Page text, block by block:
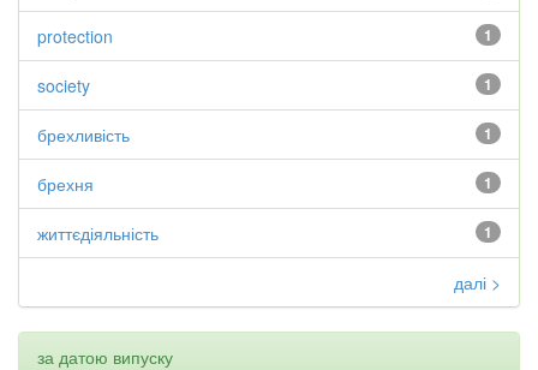
1
protection
1
society
1
брехливість
1
брехня
1
життєдіяльність
далі >
за датою випуску